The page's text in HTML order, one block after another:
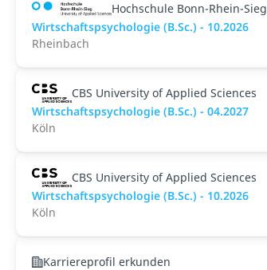
Hochschule Bonn-Rhein-Sieg
Wirtschaftspsychologie (B.Sc.) - 10.2026
Rheinbach
CBS University of Applied Sciences
Wirtschaftspsychologie (B.Sc.) - 04.2027
Köln
CBS University of Applied Sciences
Wirtschaftspsychologie (B.Sc.) - 10.2026
Köln
Karriereprofil erkunden